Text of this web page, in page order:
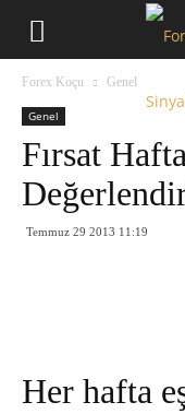
Forex Koçu Genel
Genel
Fırsat
Temmuz 29 2013 11:19
Her hafta